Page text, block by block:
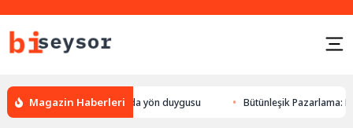
Magazin Haberleri
hayvanlarda yön duygusu Bütünleşik Pazarlama: Markalarla